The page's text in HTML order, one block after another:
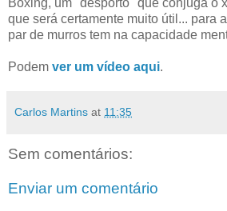
que será certamente muito útil... para
par de murros tem na capacidade
Podem ver um vídeo aqui.
Carlos Martins at 11:35
Sem comentários:
Enviar um comentário